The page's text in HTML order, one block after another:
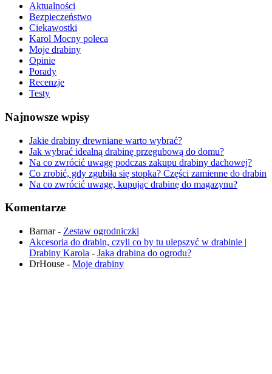
Aktualności
Bezpieczeństwo
Ciekawostki
Karol Mocny poleca
Moje drabiny
Opinie
Porady
Recenzje
Testy
Najnowsze wpisy
Jakie drabiny drewniane warto wybrać?
Jak wybrać idealną drabinę przegubową do domu?
Na co zwrócić uwagę podczas zakupu drabiny dachowej?
Co zrobić, gdy zgubiła się stopka? Części zamienne do drabin
Na co zwrócić uwagę, kupując drabinę do magazynu?
Komentarze
Barnar- Zestaw ogrodniczki
Akcesoria do drabin, czyli co by tu ulepszyć w drabinie |
Drabiny Karola - Jaka drabina do ogrodu​?
DrHouse - Moje drabiny